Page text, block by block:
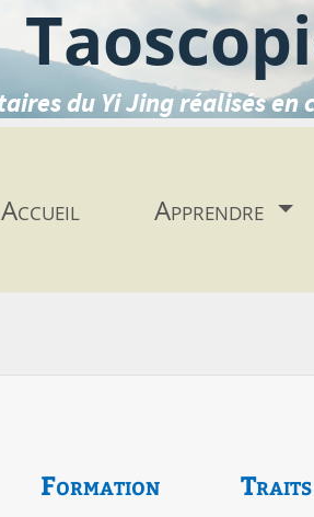
du Yi Jing réalisés
Accueil Apprendre
Formation Traits